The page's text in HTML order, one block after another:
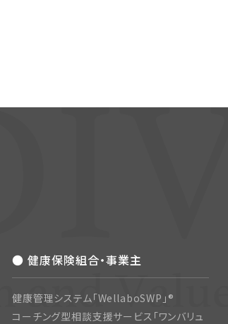
● 健康保険組合・事業主
健康管理システム「WellaboSWP」®
コーチング型相談支援サービス「ワンバリュ